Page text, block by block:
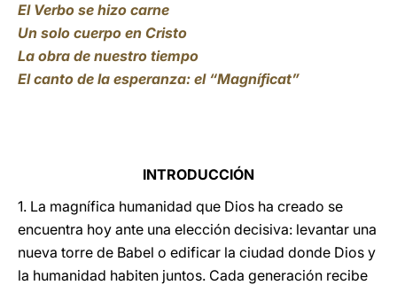
El Verbo se hizo carne
Un solo cuerpo en Cristo
La obra de nuestro tiempo
El canto de la esperanza: el “Magníficat”
INTRODUCCIÓN
1. La magnífica humanidad que Dios ha creado se
encuentra hoy ante una elección decisiva: levantar una
nueva torre de Babel o edificar la ciudad donde Dios y
la humanidad habiten juntos. Cada generación recibe